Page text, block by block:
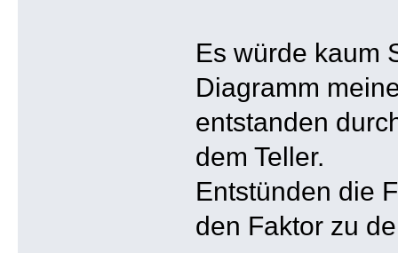
Es würde kaum
Diagramm
entstanden
dem Teller.
Entstünden die
den Faktor zu